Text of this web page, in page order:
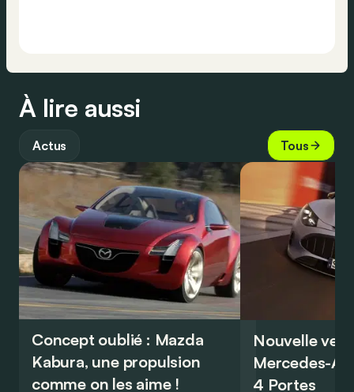
À lire aussi
Actus Tous
Concept oublié : Mazda
Kabura, une propulsion
comme on les aime !
Nouvelle
Mercedes-
4 Portes